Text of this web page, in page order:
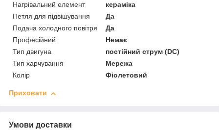
Нагрівальний елемент
кераміка
Петля для підвішування
Да
Подача холодного повітря
Да
Професійний
Немає
Тип двигуна
постійний струм (DC)
Тип харчування
Мережа
Колір
Фіолетовий
Приховати
Умови доставки